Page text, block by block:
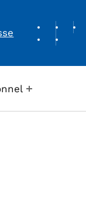
REVUE DE PRESSE